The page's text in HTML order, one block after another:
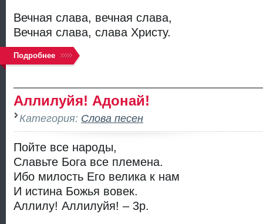
Вечная слава, вечная слава,
Вечная слава, слава Христу.
Подробнее
Аллилуйя! Адонай!
Категория: Слова песен
Пойте все народы,
Славьте Бога все племена.
Ибо милость Его велика к нам
И истина Божья вовек.
Аллилу! Аллилуйя! – 3р.